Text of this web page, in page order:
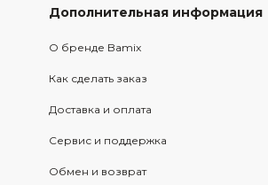
Дополнительная информация
О бренде Bamix
Как сделать заказ
Доставка и оплата
Сервис и поддержка
Обмен и возврат